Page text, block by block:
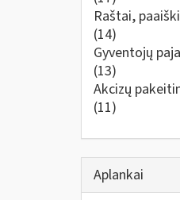
Raštai,
(14)
Gyventojų
(13)
Akcizų
(11)
Aplankai